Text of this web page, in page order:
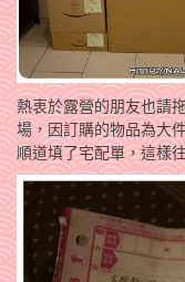
熱衷於露營的朋友也請
場，因訂購的物品為大
順道填了宅配單，這樣